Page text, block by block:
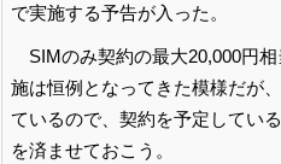
で実施する予告が入った。
SIMのみ契約の最大20,000円
施は恒例となってきた模様だが
ているので、契約を予定してい
を済ませておこう。